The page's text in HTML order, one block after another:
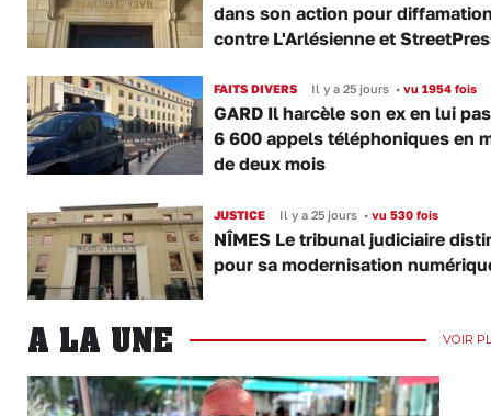
dans son action pour
contre L'Arlésienne et
FAITS DIVERS Il y a 25 jours •vu 1954 fois
GARD Il harcèle son ex en lui
6 600 appels téléphoniques en
de deux mois
JUSTICE Il y a 25 jours •vu 530 fois
NÎMES Le tribunal judiciaire
pour sa modernisation
A LA UNE VOIR